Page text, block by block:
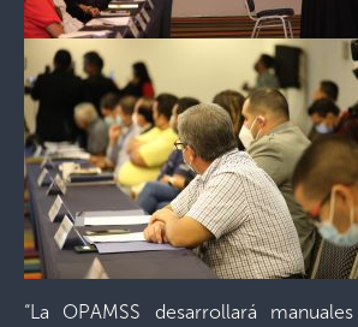
“La OPAMSS desarrollará